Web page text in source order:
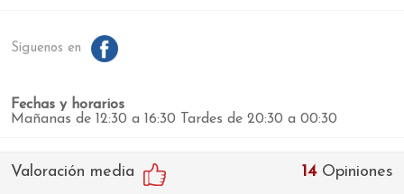
Síguenos en
Fechas y horarios
Mañanas de 12:30 a 16:30 Tardes de 20:30 a 00:30
14Opiniones
Valoración media